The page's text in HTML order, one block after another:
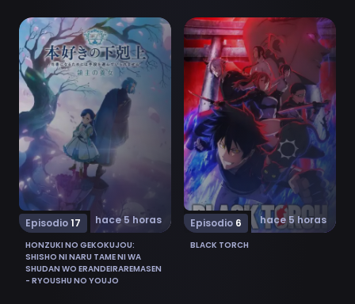
hace 5 horas
Episodio17
HONZUKI NO GEKOKUJOU:
SHISHO NI NARU TAME NI WA
SHUDAN WO ERANDEIRAREMASEN
- RYOUSHU NO YOUJO
Ver Honzuki no Gekokujou: Shisho ni Naru Tame ni
hace 5 horas
Episodio 6
BLACK TORCH
Ver Black Torch 6